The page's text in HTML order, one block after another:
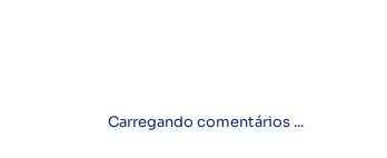
Carregando comentários ...